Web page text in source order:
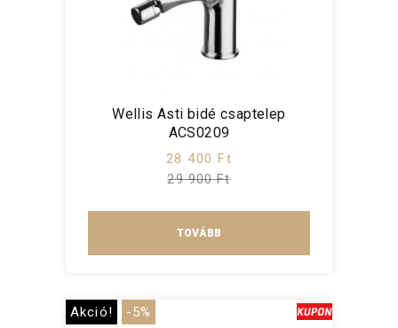
Wellis Asti bidé csaptelep
ACS0209
28 400 Ft
29 900 Ft
TOVÁBB
Akció! -5%